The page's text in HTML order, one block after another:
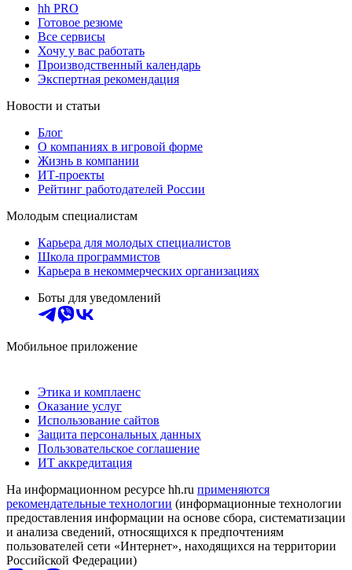
hh PRO
Готовое резюме
Все сервисы
Хочу у вас работать
Производственный календарь
Экспертная рекомендация
Новости и статьи
Блог
О компаниях в игровой форме
Жизнь в компании
ИТ-проекты
Рейтинг работодателей России
Молодым специалистам
Карьера для молодых специалистов
Школа программистов
Карьера в некоммерческих организациях
Боты для уведомлений
Мобильное приложение
Этика и комплаенс
Оказание услуг
Использование сайтов
Защита персональных данных
Пользовательское соглашение
ИТ аккредитация
На информационном ресурсе hh.ru применяются
рекомендательные технологии (информационные технологии
предоставления информации на основе сбора, систематизации
и анализа сведений, относящихся к предпочтениям
пользователей сети «Интернет», находящихся на территории
Российской Федерации)